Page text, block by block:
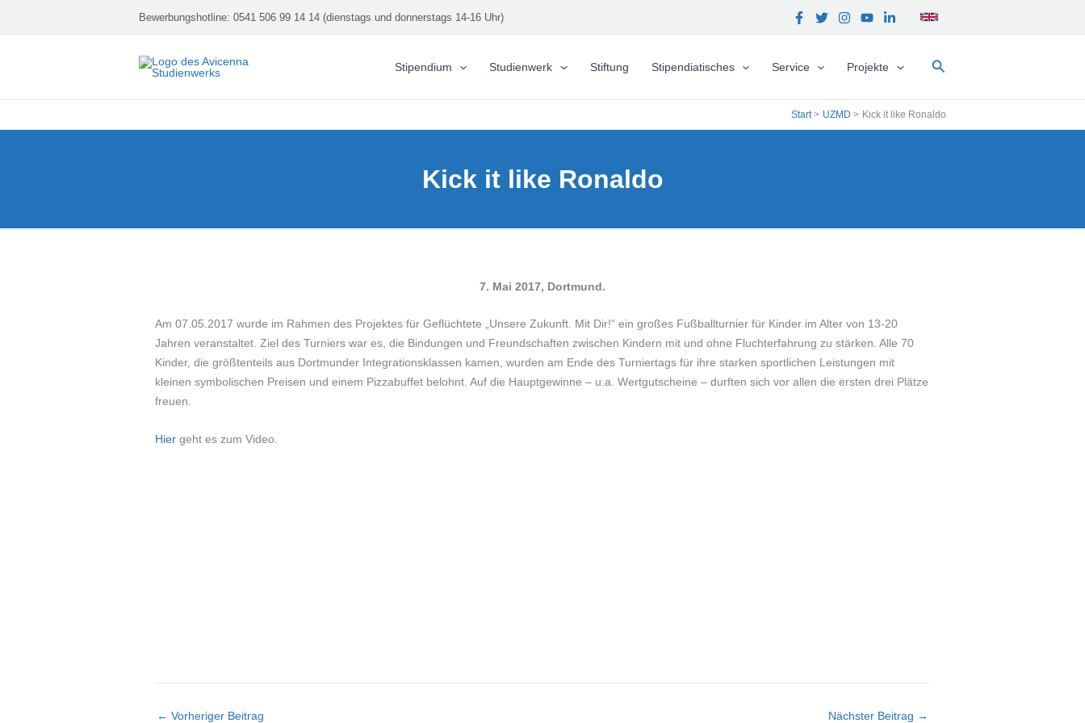
Bewerbungshotline: 0541 506 99 14 14 (dienstags und donnerstags 14-16 Uhr)
Stipendium Studienwerk Stiftung Stipendiatisches Service Projekte Suchen
Start UZMD Kick it like Ronaldo
Kick it like Ronaldo
7. Mai 2017, Dortmund.
Am 07.05.2017 wurde im Rahmen des Projektes für Geflüchtete „Unsere Zukunft. Mit Dir!“ ein großes Fußballturnier für Kinder im Alter von 13-20
Jahren veranstaltet. Ziel des Turniers war es, die Bindungen und Freundschaften zwischen Kindern mit und ohne Fluchterfahrung zu stärken. Alle 70
Kinder, die größtenteils aus Dortmunder Integrationsklassen kamen, wurden am Ende des Turniertags für ihre starken sportlichen Leistungen mit
kleinen symbolischen Preisen und einem Pizzabuffet belohnt. Auf die Hauptgewinne – u.a. Wertgutscheine – durften sich vor allen die ersten drei Plätze
freuen.
Hier geht es zum Video.
← Vorheriger Beitrag Nächster Beitrag →